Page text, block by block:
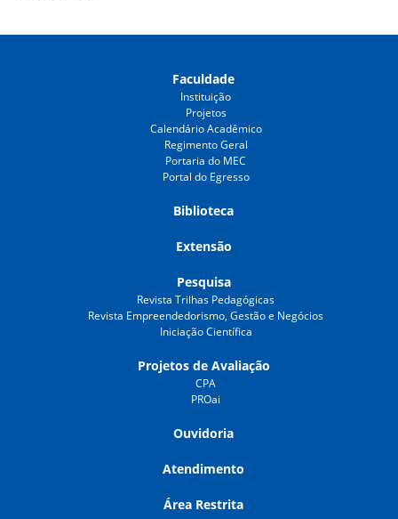
Faculdade
Instituição
Projetos
Calendário Acadêmico
Regimento Geral
Portaria do MEC
Portal do Egresso
Biblioteca
Extensão
Pesquisa
Revista Trilhas Pedagógicas
Revista Empreendedorismo, Gestão e Negócios
Iniciação Científica
Projetos de Avaliação
CPA
PROai
Ouvidoria
Atendimento
Área Restrita